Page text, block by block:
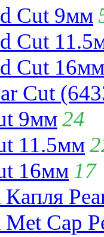
Cut 9мм
Cut
Cut 16мм
Cut
9мм24
11.5мм
16мм 17
Капля
Cap